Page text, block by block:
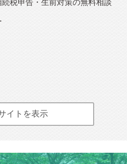
税申告・生前対策の無料相談
イトを表示